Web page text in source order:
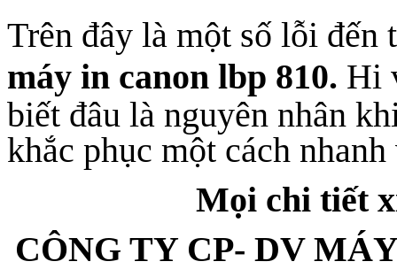
Trên đây là một số lỗi
máy in canon lbp 810. Hi
biết đâu là nguyên nhân
khắc phục một cách
Mọi chi tiết
CÔNG TY CP- DV